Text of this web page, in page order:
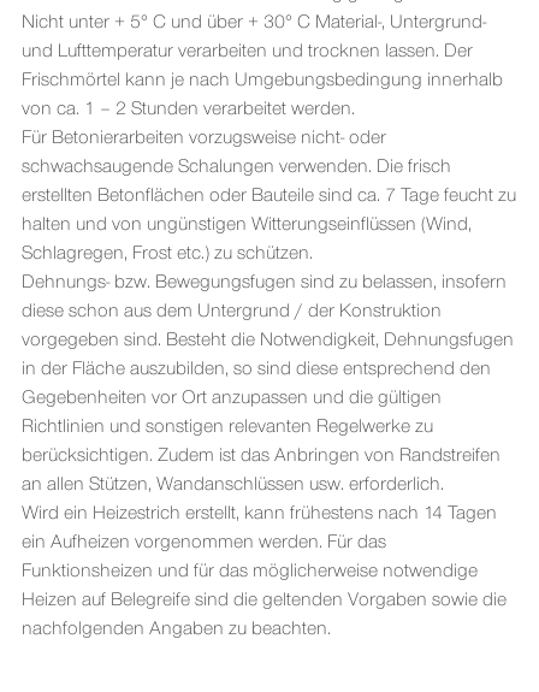
Nicht unter + 5° C und über + 30° C Material-, Untergrund-
und Lufttemperatur verarbeiten und trocknen lassen. Der
Frischmörtel kann je nach Umgebungsbedingung innerhalb
von ca. 1 – 2 Stunden verarbeitet werden.
Für Betonierarbeiten vorzugsweise nicht- oder
schwachsaugende Schalungen verwenden. Die frisch
erstellten Betonflächen oder Bauteile sind ca. 7 Tage feucht zu
halten und von ungünstigen Witterungseinflüssen (Wind,
Schlagregen, Frost etc.) zu schützen.
Dehnungs- bzw. Bewegungsfugen sind zu belassen, insofern
diese schon aus dem Untergrund / der Konstruktion
vorgegeben sind. Besteht die Notwendigkeit, Dehnungsfugen
in der Fläche auszubilden, so sind diese entsprechend den
Gegebenheiten vor Ort anzupassen und die gültigen
Richtlinien und sonstigen relevanten Regelwerke zu
berücksichtigen. Zudem ist das Anbringen von Randstreifen
an allen Stützen, Wandanschlüssen usw. erforderlich.
Wird ein Heizestrich erstellt, kann frühestens nach 14 Tagen
ein Aufheizen vorgenommen werden. Für das
Funktionsheizen und für das möglicherweise notwendige
Heizen auf Belegreife sind die geltenden Vorgaben sowie die
nachfolgenden Angaben zu beachten.